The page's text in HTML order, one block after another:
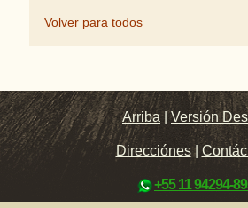
Volver para todos
Arriba |Versión
Direcciónes|
+55 11 94294-